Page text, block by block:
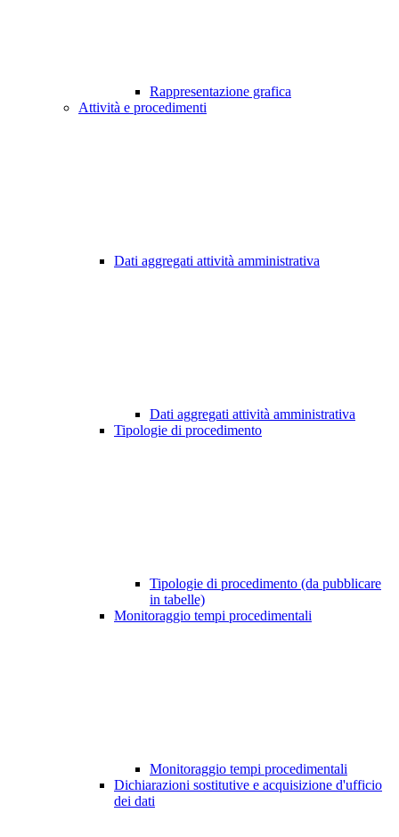
Rappresentazione grafica
Attività e procedimenti
Dati aggregati attività amministrativa
Dati aggregati attività amministrativa
Tipologie di procedimento
Tipologie di procedimento (da pubblicare
in tabelle)
Monitoraggio tempi procedimentali
Monitoraggio tempi procedimentali
Dichiarazioni sostitutive e acquisizione d'ufficio
dei dati